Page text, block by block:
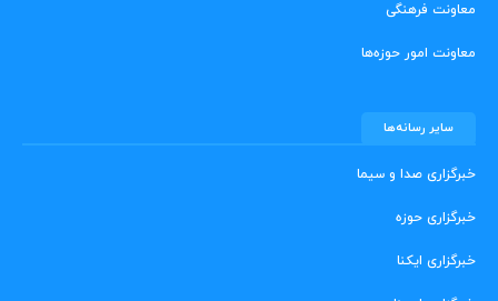
معاونت فرهنگی
معاونت امور حوزه‌ها
سایر رسانه‌ها
خبرگزاری صدا و سیما
خبرگزاری حوزه
خبرگزاری ایکنا